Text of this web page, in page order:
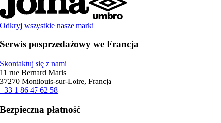
Odkryj wszystkie nasze marki
Serwis posprzedażowy we Francja
Skontaktuj się z nami
11 rue Bernard Maris
37270 Montlouis-sur-Loire, Francja
+33 1 86 47 62 58
Bezpieczna płatność